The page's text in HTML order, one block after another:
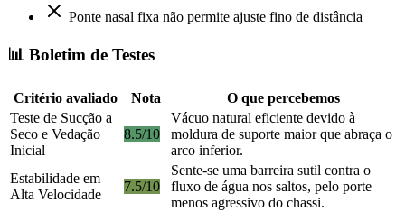
Ponte nasal fixa não permite ajuste fino de distância
📊 Boletim de Testes
Critério avaliado Nota
O que percebemos
Teste de Sucção a
Seco e Vedação
Inicial
8.5/10
Vácuo natural eficiente devido à
moldura de suporte maior que abraça o
arco inferior.
Estabilidade em
Alta Velocidade
7.5/10
Sente-se uma barreira sutil contra o
fluxo de água nos saltos, pelo porte
menos agressivo do chassi.